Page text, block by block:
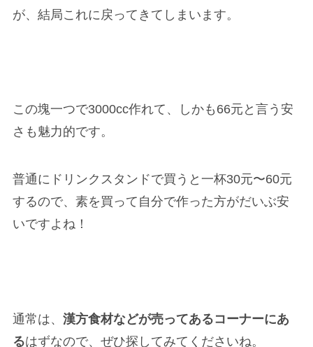
が、結局これに戻ってきてしまいます。
この塊一つで3000cc作れて、しかも66元と言う安
さも魅力的です。
普通にドリンクスタンドで買うと一杯30元〜60元
するので、素を買って自分で作った方がだいぶ安
いですよね！
通常は、 漢方食材などが売ってあるコーナーにあ
るはずなので、ぜひ探してみてくださいね。